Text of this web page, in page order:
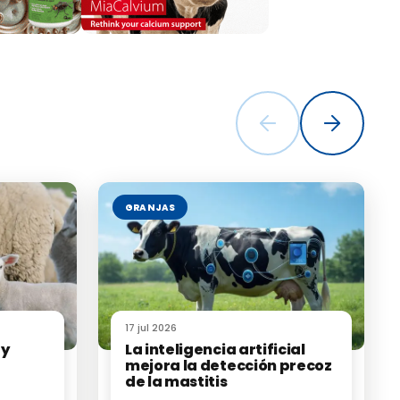
León-
for rapid
GRANJAS
17 jul 2026
La inteligencia artificial
mejora la detección precoz
de la mastitis